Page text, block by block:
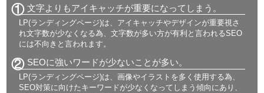
① 文字よりもアイキャッチが重要になってしまう。
LP(ランディングページ)は、アイキャッチやデザインが重要視さ
れ文字数が少なくなる為、文字数が多い方が有利と言われるSEO
には不向きと言われます。
② SEOに強いワードが少ないことが多い。
LP(ランディングページ)は、画像やイラストを多く使用する為、
SEO対策に向けたキーワードが少なくなってしまう傾向にあり、